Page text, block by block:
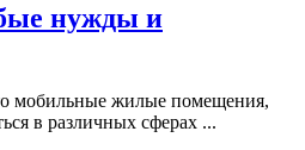
нужды и
жилые помещения,
в различных сферах ...